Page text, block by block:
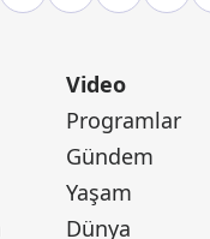
Video
Programlar
Gündem
Yaşam
Dünya